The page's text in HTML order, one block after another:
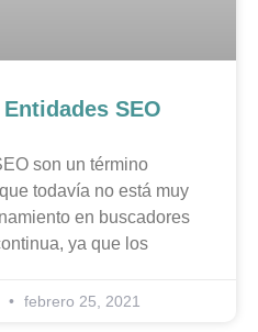
SEO
son un término
todavía no está muy
en buscadores
ya que los
febrero 25, 2021